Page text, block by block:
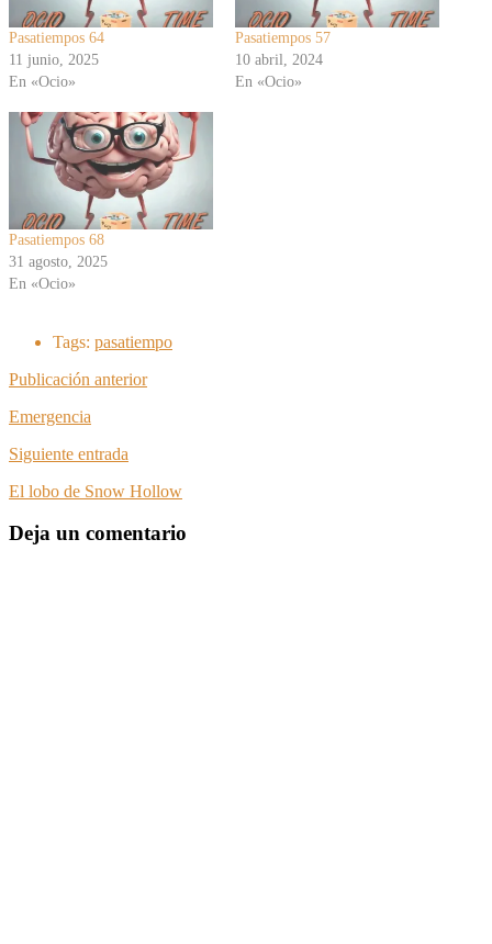
Pasatiempos 64
11 junio, 2025
En «Ocio»
Pasatiempos 57
10 abril, 2024
En «Ocio»
Pasatiempos 68
31 agosto, 2025
En «Ocio»
Tags: pasatiempo
Publicación anterior
Emergencia
Siguiente entrada
El lobo de Snow Hollow
Deja un comentario